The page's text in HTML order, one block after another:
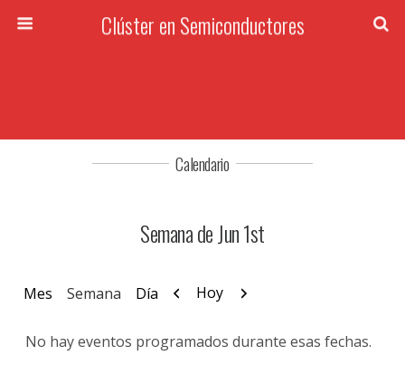
Clúster en Semiconductores
Calendario
Semana de Jun 1st
Mes Semana Día Anterior
Hoy Siguiente
No hay eventos programados durante esas fechas.